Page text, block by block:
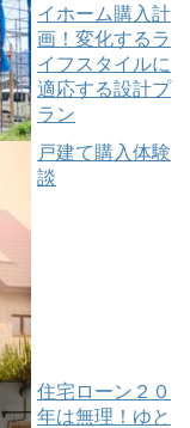
イホーム購入計
画！変化するラ
イフスタイルに
適応する設計プ
ラン
戸建て購入体験
談
住宅ローン２０
年は無理！ゆと